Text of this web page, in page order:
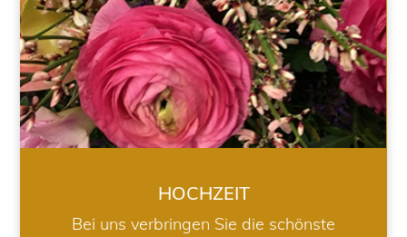
HOCHZEIT
Bei uns verbringen Sie die schönste